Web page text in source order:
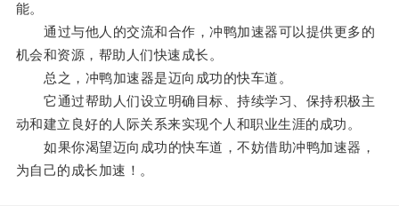
能。
通过与他人的交流和合作，冲鸭加速器可以提供更多的
机会和资源，帮助人们快速成长。
总之，冲鸭加速器是迈向成功的快车道。
它通过帮助人们设立明确目标、持续学习、保持积极主
动和建立良好的人际关系来实现个人和职业生涯的成功。
如果你渴望迈向成功的快车道，不妨借助冲鸭加速器，
为自己的成长加速！。